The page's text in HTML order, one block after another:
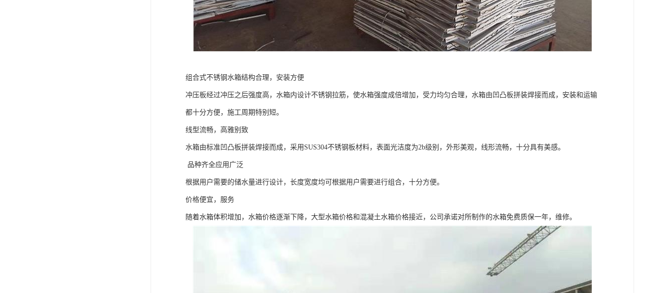
组合式不锈钢水箱结构合理，安装方便
冲压板经过冲压之后强度高，水箱内设计不锈钢拉筋，使水箱强度成倍增加，受力均匀合理，水箱由凹凸板拼装焊接而成，安装和运输
都十分方便，施工周期特别短。
线型流畅，高雅别致
水箱由标准凹凸板拼装焊接而成，采用SUS304不锈钢板材料，表面光洁度为2b级别，外形美观，线形流畅，十分具有美感。
品种齐全应用广泛
根据用户需要的储水量进行设计，长度宽度均可根据用户需要进行组合，十分方便。
价格便宜，服务
随着水箱体积增加，水箱价格逐渐下降，大型水箱价格和混凝土水箱价格接近，公司承诺对所制作的水箱免费质保一年，维修。